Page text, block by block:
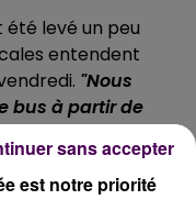
été levé un peu
entendent
"Nous
bus à partir de
risque une nouvelle
complétement
est notre priorité
sans accepter